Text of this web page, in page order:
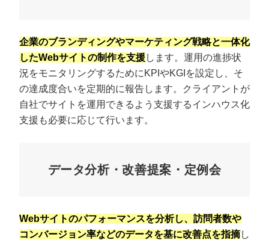
企業のブランディングやマーケティング戦略と一体化
したWebサイトの制作を支援します。運用の進捗状
況をモニタリングするためにKPIやKGIを設定し、そ
の達成度合いを定期的に報告します。クライアントが
自社でサイトを運用できるよう支援するインハウス化
支援も必要に応じて行います。
データ分析・改善提案・定例会
Webサイトのパフォーマンスを分析し、訪問者数や
コンバージョン率などのデータを基に改善点を指摘し